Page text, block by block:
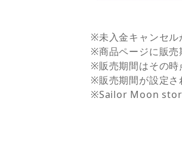
※未入金キャンセル
※商品ページに販売
※販売期間はその時
※販売期間が設定さ
※Sailor Moon